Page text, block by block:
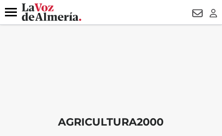
DESTACADO
Menú
AGRICULTURA2000